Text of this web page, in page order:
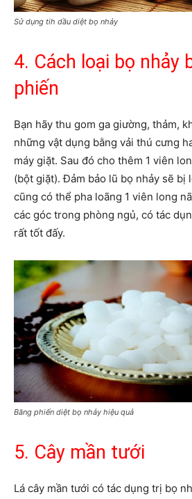
Sử dụng tih dầu diệt bọ nhảy
4. Cách loại bọ nhảy
phiến
Bạn hãy thu gom ga giường, thảm,
những vật dụng bằng vải thú cưng
máy giặt. Sau đó cho thêm 1 viên
(bột giặt). Đảm bảo lũ bọ nhảy sẽ bị
cũng có thể pha loãng 1 viên long
các góc trong phòng ngủ, có tác
rất tốt đấy.
Băng phiến diệt bọ nhảy hiệu quả
5. Cây mần tưới
Lá cây mần tưới có tác dụng trị bọ